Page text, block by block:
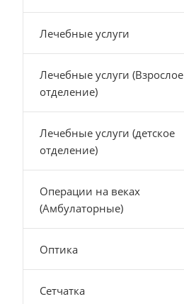
Лечебные услуги
Лечебные услуги (Взрослое
отделение)
Лечебные услуги (детское
отделение)
Операции на веках
(Амбулаторные)
Оптика
Сетчатка